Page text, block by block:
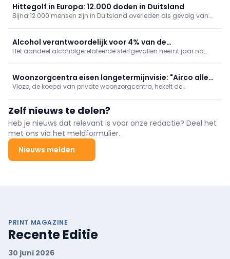
overlijden in kaart.
Hittegolf in Europa: 12.000 doden in Duitsland
Bijna 12.000 mensen zijn in Duitsland overleden als gevolg van
Alcohol verantwoordelijk voor 4% van de
sterfgevallen in België
Het aandeel alcoholgerelateerde sterfgevallen neemt jaar na
Woonzorgcentra eisen langetermijnvisie: "Airco alleen
bereidt ons niet voor op toekomst"
Vlozo, de koepel van private woonzorgcentra, hekelt de
tegenhanger Femarbel voor een modernisering van de
erkennings- en investeringskaders.
Zelf nieuws te delen?
Heb je nieuws dat relevant is voor onze redactie? Deel het
met ons via het meldformulier.
Nieuws melden
PRINT MAGAZINE
Recente Editie
30 juni 2026